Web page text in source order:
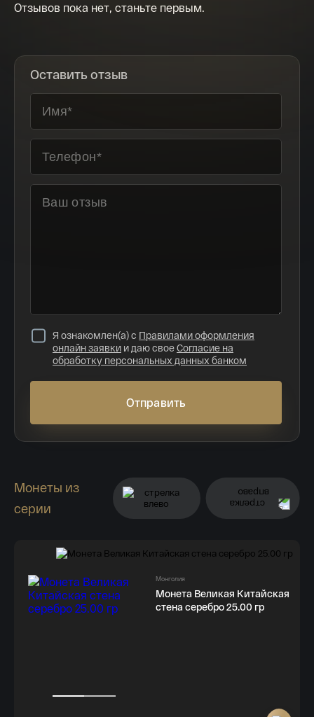
Отзывов пока нет, станьте первым.
Оставить отзыв
Я ознакомлен(а) с Правилами оформления
онлайн заявки и даю своеСогласие на
обработку персональных данных банком
Отправить
Монеты из
серии
Монголия
Монета Великая Китайская
стена серебро 25.00 гр